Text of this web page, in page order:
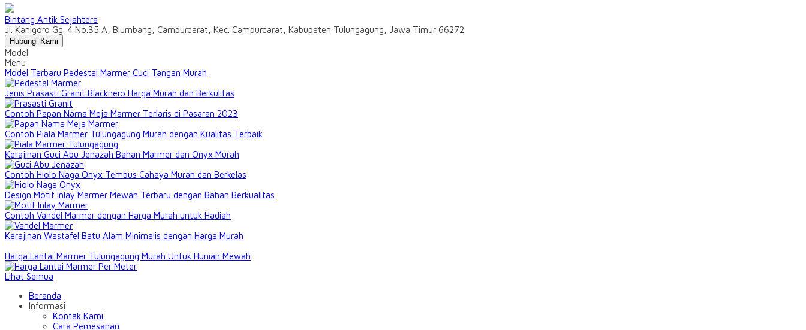
Bintang Antik Sejahtera
Jl. Kanigoro Gg. 4 No.35 A, Blumbang, Campurdarat, Kec. Campurdarat, Kabupaten Tulungagung, Jawa Timur 66272
Hubungi Kami
Model
Menu
Model Terbaru Pedestal Marmer Cuci Tangan Murah
Jenis Prasasti Granit Blacknero Harga Murah dan Berkulitas
Contoh Papan Nama Meja Marmer Terlaris di Pasaran 2023
Contoh Piala Marmer Tulungagung Murah dengan Kualitas Terbaik
Kerajinan Guci Abu Jenazah Bahan Marmer dan Onyx Murah
Contoh Hiolo Naga Onyx Tembus Cahaya Murah dan Berkelas
Design Motif Inlay Marmer Mewah Terbaru dengan Bahan Berkualitas
Contoh Vandel Marmer dengan Harga Murah untuk Hadiah
Kerajinan Wastafel Batu Alam Minimalis dengan Harga Murah
Harga Lantai Marmer Tulungagung Murah Untuk Hunian Mewah
Lihat Semua
Beranda
Informasi
Kontak Kami
Cara Pemesanan